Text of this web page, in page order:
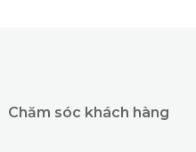
Chăm sóc khách hàng